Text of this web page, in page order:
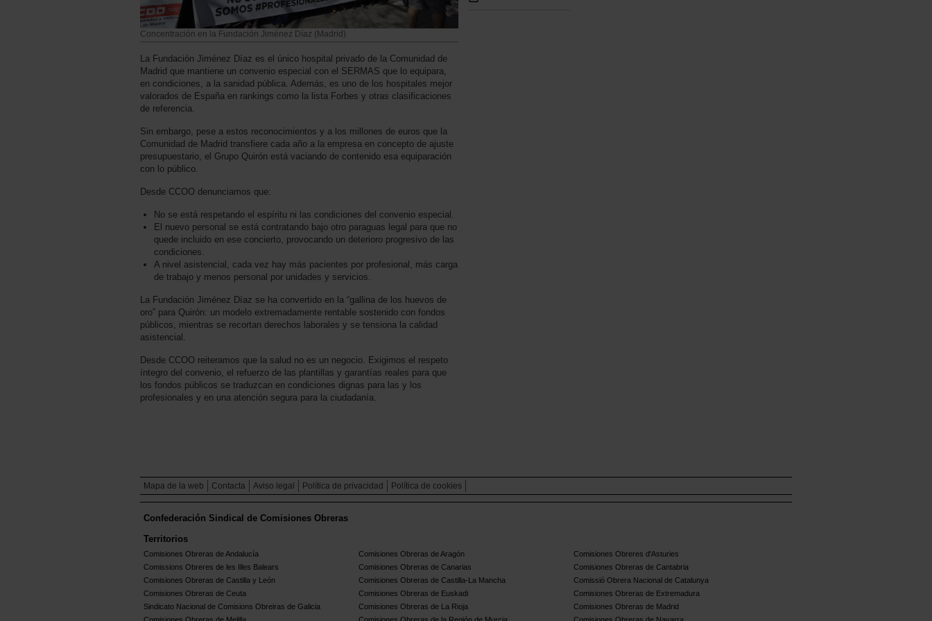
Concentración en la Fundación Jiménez Díaz (Madrid)
La Fundación Jiménez Díaz es el único hospital privado de la Comunidad de
Madrid que mantiene un convenio especial con el SERMAS que lo equipara,
en condiciones, a la sanidad pública. Además, es uno de los hospitales mejor
valorados de España en rankings como la lista Forbes y otras clasificaciones
de referencia.
Sin embargo, pese a estos reconocimientos y a los millones de euros que la
Comunidad de Madrid transfiere cada año a la empresa en concepto de ajuste
presupuestario, el Grupo Quirón está vaciando de contenido esa equiparación
con lo público.
Desde CCOO denunciamos que:
No se está respetando el espíritu ni las condiciones del convenio especial.
El nuevo personal se está contratando bajo otro paraguas legal para que no
quede incluido en ese concierto, provocando un deterioro progresivo de las
condiciones.
A nivel asistencial, cada vez hay más pacientes por profesional, más carga
de trabajo y menos personal por unidades y servicios.
La Fundación Jiménez Díaz se ha convertido en la “gallina de los huevos de
oro” para Quirón: un modelo extremadamente rentable sostenido con fondos
públicos, mientras se recortan derechos laborales y se tensiona la calidad
asistencial.
Desde CCOO reiteramos que la salud no es un negocio. Exigimos el respeto
íntegro del convenio, el refuerzo de las plantillas y garantías reales para que
los fondos públicos se traduzcan en condiciones dignas para las y los
profesionales y en una atención segura para la ciudadanía.
Mapa de la web Contacta Aviso legal Política de privacidad Política de cookies
Confederación Sindical de Comisiones Obreras
Territorios
Comisiones Obreras de Andalucía Comisiones Obreras de Aragón
Comisiones Obreres d'Asturies
Comissions Obreres de les Illes Balears
Comisiones Obreras de Canarias
Comisiones Obreras de Cantabria
Comisiones Obreras de Castilla y León
Comisiones Obreras de Castilla-La Mancha
Comissió Obrera Nacional de Catalunya
Comisiones Obreras de Ceuta
Comisiones Obreras de Euskadi
Comisiones Obreras de Extremadura
Sindicato Nacional de Comisions Obreiras de Galicia
Comisiones Obreras de La Rioja
Comisiones Obreras de Madrid